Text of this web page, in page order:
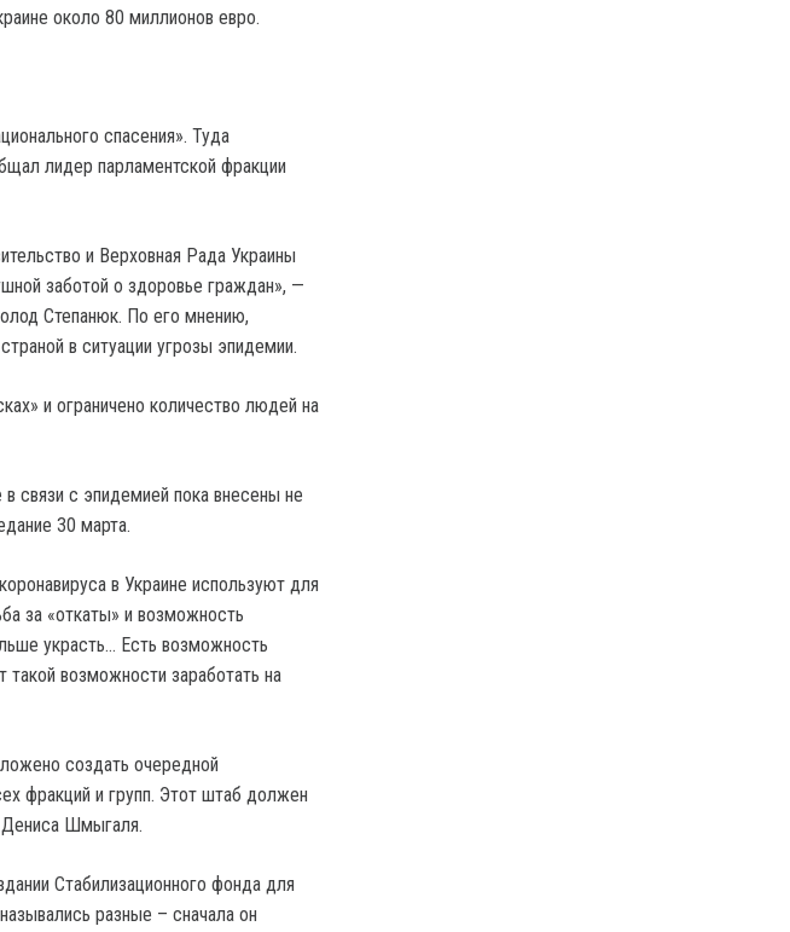
около 80 миллионов евро.
спасения». Туда
лидер парламентской фракции
и Верховная Рада Украины
заботой о здоровье граждан», —
Степанюк. По его мнению,
в ситуации угрозы эпидемии.
и ограничено количество людей на
связи с эпидемией пока внесены не
30 марта.
в Украине используют для
за «откаты» и возможность
украсть… Есть возможность
возможности заработать на
создать очередной
фракций и групп. Этот штаб должен
Дениса Шмыгаля.
Стабилизационного фонда для
разные – сначала он